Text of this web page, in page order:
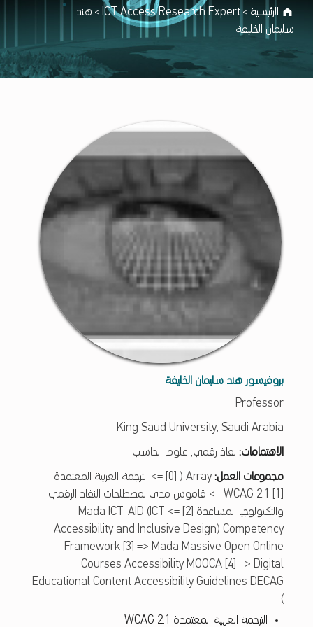
الرئيسية >
ICT Access Research Expert
> هند
سليمان الخليفة
بروفيسور هند سليمان الخليفة
Professor
King Saud University, Saudi Arabia
الاهتمامات: نفاذ رقمي, علوم الحاسب
مجموعات العمل:
Array ( [0] => الترجمة العربية المعتمدة
WCAG 2.1 [1] => قاموس مدى لمصطلحات النفاذ الرقمي
والتكنولوجيا المساعدة [2] => Mada ICT-AID (ICT
Accessibility and Inclusive Design) Competency
Framework [3] => Mada Massive Open Online
Courses Accessibility MOOCA [4] => Digital
Educational Content Accessibility Guidelines DECAG
)
الترجمة العربية المعتمدة WCAG 2.1